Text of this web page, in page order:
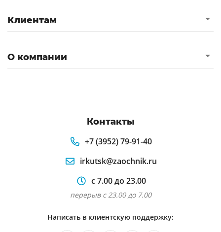
Клиентам
О компании
Контакты
+7 (3952) 79-91-40
irkutsk@zaochnik.ru
с 7.00 до 23.00
перерыв с 23.00 до 7.00
Написать в клиентскую поддержку: